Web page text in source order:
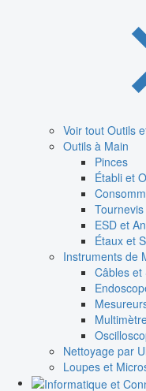
Voir tout Outils
Outils à Main
Pinces
Établi et
ESD et
Étaux et
Instruments de
Câbles et
Nettoyage par
Loupes et